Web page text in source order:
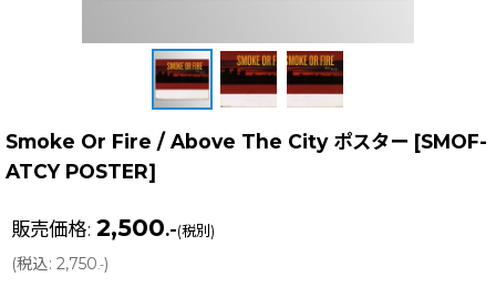
Smoke Or Fire / Above The City ポスター [SMOF-
ATCY POSTER]
販売価格: 2,500.-(税別)
(税込: 2,750.-)